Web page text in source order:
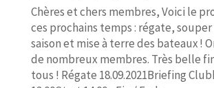
Chères et chers membres, Voici le
ces prochains temps : régate,
saison et mise à terre des bateaux !
de nombreux membres. Très belle
tous ! Régate 18.09.2021Briefing